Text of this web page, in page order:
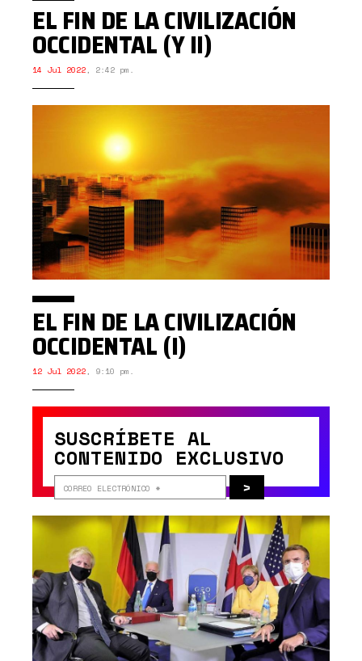
EL FIN DE LA CIVILIZACIÓN
OCCIDENTAL (Y II)
14 Jul 2022, 2:42 pm.
SUSCRÍBETE AL
CONTENIDO EXCLUSIVO
>
EL FIN DE LA CIVILIZACIÓN
OCCIDENTAL (I)
12 Jul 2022, 9:10 pm.